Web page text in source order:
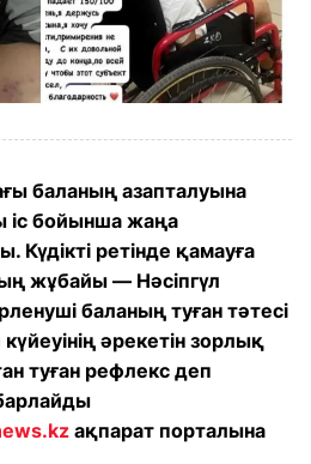
баланың азапталуына
іс бойынша жаңа
Күдікті ретінде қамауға
жұбайы — Нәсіпгүл
баланың туған тәтесі
әрекетін зорлық
туған рефлекс деп
ақпарат порталына